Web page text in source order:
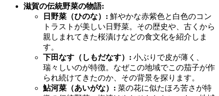
滋賀の伝統野菜の物語:
日野菜（ひのな）: 鮮やかな赤紫色と白色のコン
トラストが美しい日野菜。その歴史や、古くから
親しまれてきた桜漬けなどの食文化を紹介しま
す。
下田なす（しもだなす）: 小ぶりで皮が薄く、
瑞々しいのが特徴。なぜこの地域でこの茄子が作
られ続けてきたのか、その背景を探ります。
鮎河菜（あいがな）: 菜の花に似たほろ苦さが特